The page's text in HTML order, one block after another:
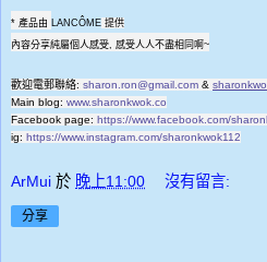
* 產品由 LANCÔME 提供
內容分享純屬個人感受, 感受人人不盡相同啊 ~
歡迎電郵聯絡: sharon.ron@gmail.com &
Main blog: www.sharonkwok.co
Facebook page: https://www.facebook.com/
ig: https://www.instagram.com/sharonkwok112
ArMui 於 晚上11:00 沒有留言:
分享